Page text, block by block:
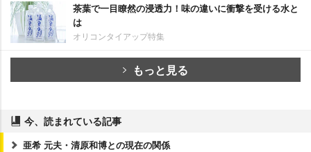
茶葉で一目瞭然の浸透力！味の違いに衝撃を受ける水と
は
オリコンタイアップ特集
もっと見る
今、読まれている記事
亜希 元夫・清原和博との現在の関係